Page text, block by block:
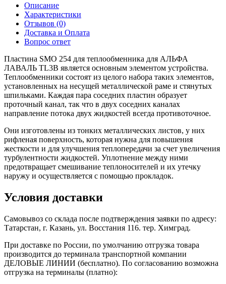
Описание
Характеристики
Отзывов (0)
Доставка и Оплата
Вопрос ответ
Пластина SMO 254 для теплообменника для АЛЬФА
ЛАВАЛЬ TL3B является основным элементом устройства.
Теплообменники состоят из целого набора таких элементов,
установленных на несущей металлической раме и стянутых
шпильками. Каждая пара соседних пластин образует
проточный канал, так что в двух соседних каналах
направление потока двух жидкостей всегда противоточное.
Они изготовлены из тонких металлических листов, у них
рифленая поверхность, которая нужна для повышения
жесткости и для улучшения теплопередачи за счет увеличения
турбулентности жидкостей. Уплотнение между ними
предотвращает смешивание теплоносителей и их утечку
наружу и осуществляется с помощью прокладок.
Условия доставки
Самовывоз со склада после подтверждения заявки по адресу:
Татарстан, г. Казань, ул. Восстания 116. тер. Химград.
При доставке по России, по умолчанию отгрузка товара
производится до терминала транспортной компании
ДЕЛОВЫЕ ЛИНИИ (бесплатно). По согласованию возможна
отгрузка на терминалы (платно):